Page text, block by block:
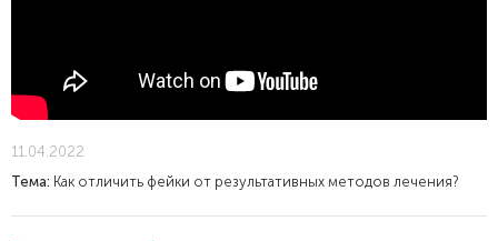
11.04.2022
Тема: Как отличить фейки от результативных методов лечения?